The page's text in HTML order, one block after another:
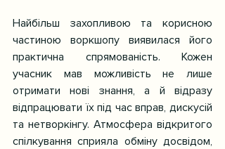
Найбільш захопливою та корисною
частиною воркшопу виявилася його
практична спрямованість. Кожен
учасник мав можливість не лише
отримати нові знання, а й відразу
відпрацювати їх під час вправ, дискусій
та нетворкінгу. Атмосфера відкритого
спілкування сприяла обміну досвідом,